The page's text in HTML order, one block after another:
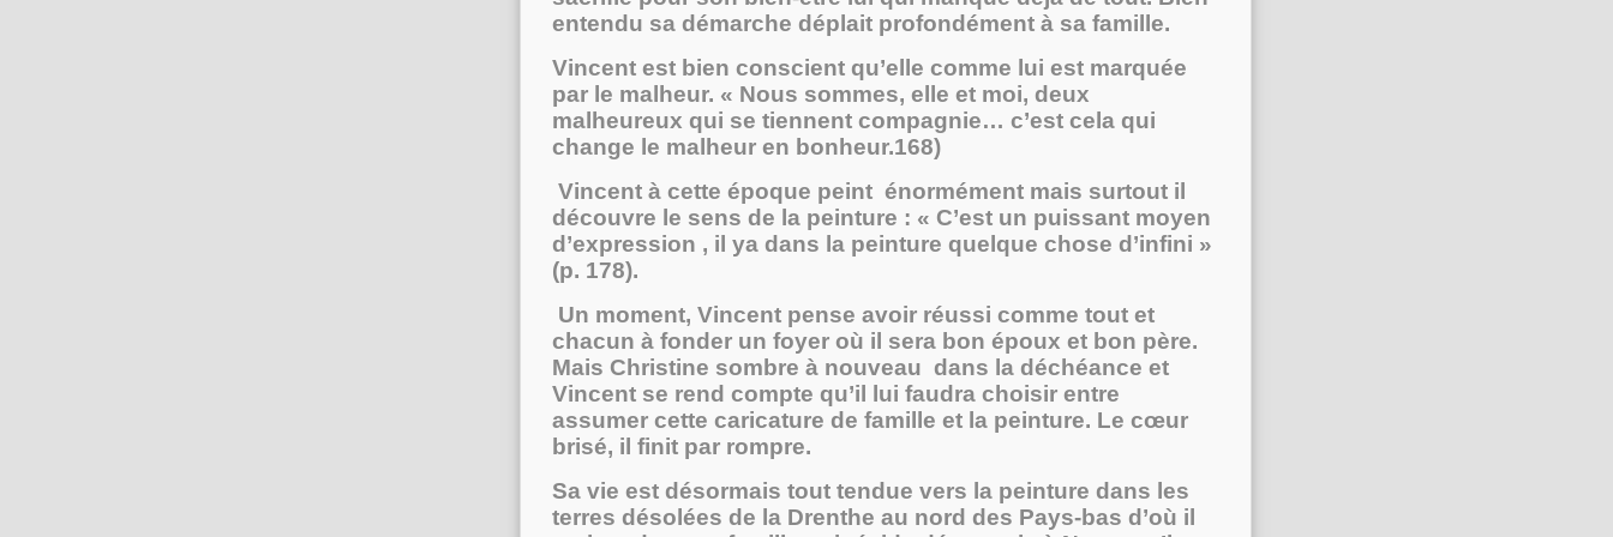
entendu sa démarche déplait profondément à sa famille.
Vincent est bien conscient qu’elle comme lui est marquée
par le malheur. « Nous sommes, elle et moi, deux
malheureux qui se tiennent compagnie… c’est cela qui
change le malheur en bonheur.168)
Vincent à cette époque peint énormément mais surtout il
découvre le sens de la peinture : « C’est un puissant moyen
d’expression , il ya dans la peinture quelque chose d’infini »
(p. 178).
Un moment, Vincent pense avoir réussi comme tout et
chacun à fonder un foyer où il sera bon époux et bon père.
Mais Christine sombre à nouveau dans la déchéance et
Vincent se rend compte qu’il lui faudra choisir entre
assumer cette caricature de famille et la peinture. Le cœur
brisé, il finit par rompre.
Sa vie est désormais tout tendue vers la peinture dans les
terres désolées de la Drenthe au nord des Pays-bas d’où il